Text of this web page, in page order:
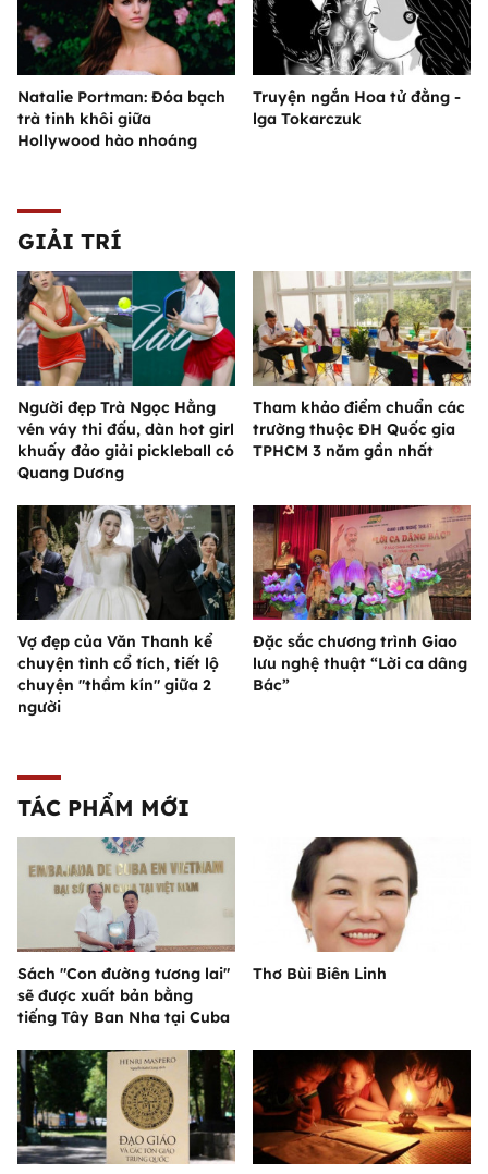
Natalie Portman: Đóa bạch
trà tinh khôi giữa
Hollywood hào nhoáng
Truyện ngắn Hoa tử đằng -
lga Tokarczuk
GIẢI TRÍ
Người đẹp Trà Ngọc Hằng
vén váy thi đấu, dàn hot girl
khuấy đảo giải pickleball có
Quang Dương
Tham khảo điểm chuẩn các
trường thuộc ĐH Quốc gia
TPHCM 3 năm gần nhất
Vợ đẹp của Văn Thanh kể
chuyện tình cổ tích, tiết lộ
chuyện "thầm kín" giữa 2
người
Đặc sắc chương trình Giao
lưu nghệ thuật “Lời ca dâng
Bác”
TÁC PHẨM MỚI
Sách "Con đường tương lai"
sẽ được xuất bản bằng
tiếng Tây Ban Nha tại Cuba
Thơ Bùi Biên Linh